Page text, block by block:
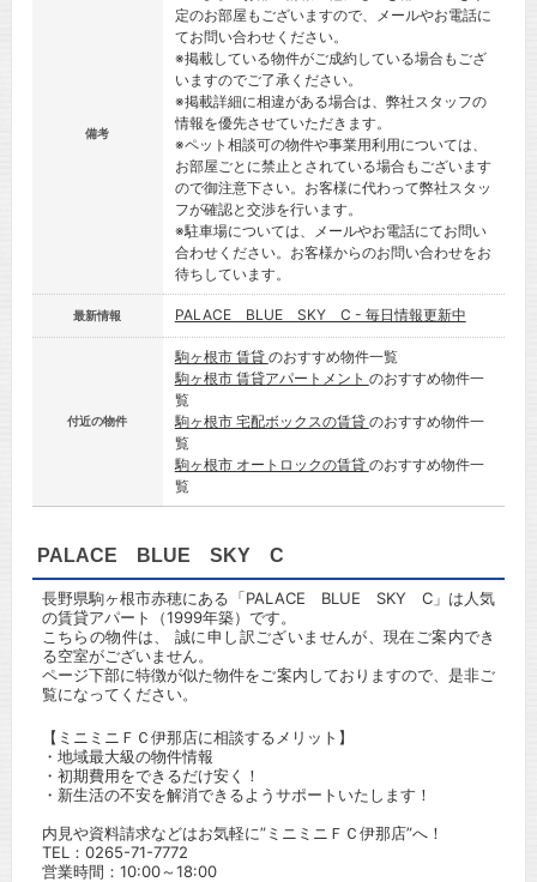
備考
定のお部屋もございますので、メールやお電話に
てお問い合わせください。
※掲載している物件がご成約している場合もござ
いますのでご了承ください。
※掲載詳細に相違がある場合は、弊社スタッフの
情報を優先させていただきます。
※ペット相談可の物件や事業用利用については、
お部屋ごとに禁止とされている場合もございます
ので御注意下さい。お客様に代わって弊社スタッ
フが確認と交渉を行います。
※駐車場については、メールやお電話にてお問い
合わせください。お客様からのお問い合わせをお
待ちしています。
最新情報 PALACE BLUE SKY C - 毎日情報更新中
付近の物件
駒ヶ根市 賃貸 のおすすめ物件一覧
駒ヶ根市 賃貸アパートメント のおすすめ物件一
覧
駒ヶ根市 宅配ボックスの賃貸 のおすすめ物件一
覧
駒ヶ根市 オートロックの賃貸 のおすすめ物件一
覧
PALACE BLUE SKY C
長野県駒ヶ根市赤穂にある「PALACE BLUE SKY C」は人気
の賃貸アパート（1999年築）です。
こちらの物件は、 誠に申し訳ございませんが、現在ご案内でき
る空室がございません。
ページ下部に特徴が似た物件をご案内しておりますので、是非ご
覧になってください。
【ミニミニＦＣ伊那店に相談するメリット】
・地域最大級の物件情報
・初期費用をできるだけ安く！
・新生活の不安を解消できるようサポートいたします！
内見や資料請求などはお気軽に”ミニミニＦＣ伊那店”へ！
TEL： 0265-71-7772
営業時間：10:00～18:00